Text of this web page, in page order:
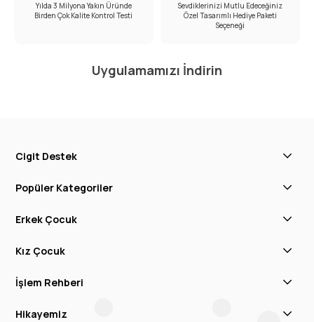
Yılda 3 Milyona Yakın Üründe
Birden Çok Kalite Kontrol Testi
Sevdiklerinizi Mutlu Edeceğiniz
Özel Tasarımlı Hediye Paketi
Seçeneği
Uygulamamızı İndirin
Cigit Destek
Popüler Kategoriler
Erkek Çocuk
Kız Çocuk
İşlem Rehberi
Hikayemiz